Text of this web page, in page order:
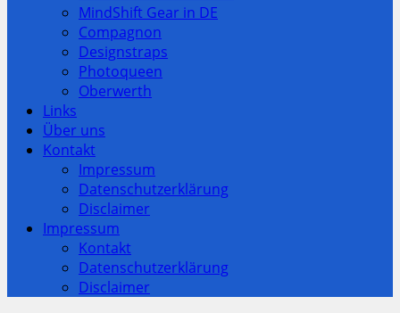
MindShift Gear in DE
Compagnon
Designstraps
Photoqueen
Oberwerth
Links
Über uns
Kontakt
Impressum
Datenschutzerklärung
Disclaimer
Impressum
Kontakt
Datenschutzerklärung
Disclaimer